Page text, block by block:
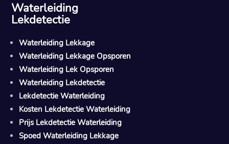
Waterleiding
Lekdetectie
Waterleiding Lekkage
Waterleiding Lekkage Opsporen
Waterleiding Lek Opsporen
Waterleiding Lekdetectie
Lekdetectie Waterleiding
Kosten Lekdetectie Waterleiding
Prijs Lekdetectie Waterleiding
Spoed Waterleiding Lekkage